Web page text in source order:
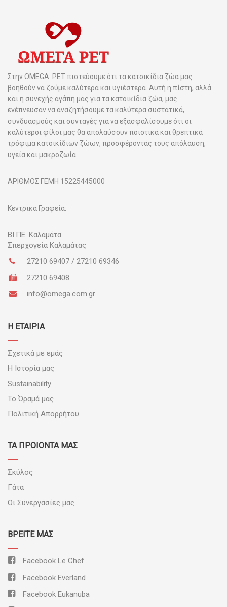
Στην OMEGA PET πιστεύουμε ότι τα κατοικίδια ζώα μας
βοηθούν να ζούμε καλύτερα και υγιέστερα. Αυτή η πίστη, αλλά
και η συνεχής αγάπη μας για τα κατοικίδια ζώα, μας
ενέπνευσαν να αναζητήσουμε τα καλύτερα συστατικά,
συνδυασμούς και συνταγές για να εξασφαλίσουμε ότι οι
καλύτεροι φίλοι μας θα απολαύσουν ποιοτικά και θρεπτικά
τρόφιμα κατοικίδιων ζώων, προσφέροντάς τους απόλαυση,
υγεία και μακροζωία.
ΑΡΙΘΜΟΣ ΓΕΜΗ 15225445000
Κεντρικά Γραφεία:
ΒΙ.ΠΕ. Καλαμάτα
Σπερχογεία Καλαμάτας
27210 69407 / 27210 69346
27210 69408
info@omega.com.gr
Η ΕΤΑΙΡΙΑ
Σχετικά με εμάς
Η Ιστορία μας
Sustainability
Το Όραμά μας
Πολιτική Απορρήτου
ΤΑ ΠΡΟΪΟΝΤΑ ΜΑΣ
Σκύλος
Γάτα
Οι Συνεργασίες μας
ΒΡΕΊΤΕ ΜΑΣ
Facebook Le Chef
Facebook Everland
Facebook Eukanuba